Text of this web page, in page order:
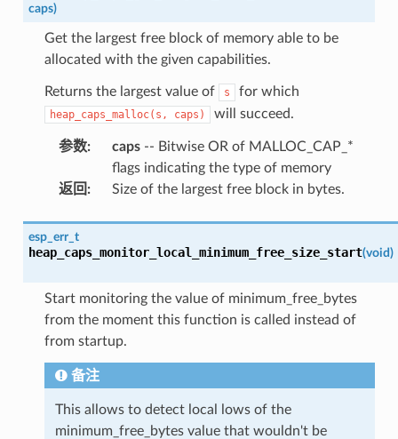
caps)
Get the largest free block of memory able to be
allocated with the given capabilities.
Returns the largest value of s for which
heap_caps_malloc(s, caps) will succeed.
参数: caps-- Bitwise OR of MALLOC_CAP_*
flags indicating the type of memory
返回 : Size of the largest free block in bytes.
esp_err_t
heap_caps_monitor_local_minimum_free_size_start(void)
Start monitoring the value of minimum_free_bytes
from the moment this function is called instead of
from startup.
备注
This allows to detect local lows of the
minimum_free_bytes value that wouldn't be